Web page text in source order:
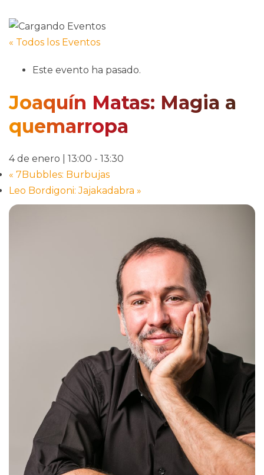
« Todos los Eventos
Este evento ha pasado.
Joaquín Matas: Magia a
quemarropa
4 de enero | 13:00 - 13:30
« 7Bubbles: Burbujas
Leo Bordigoni: Jajakadabra »